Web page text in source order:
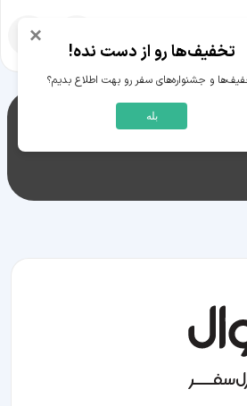
×
تخفیف‌ها رو از دست نده!
و جشنواره‌های سفر رو بهت اطلاع بدیم؟
بله